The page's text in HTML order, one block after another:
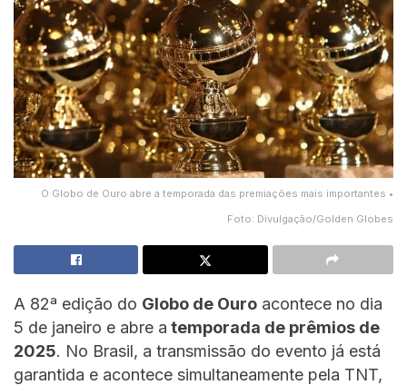
O Globo de Ouro abre a temporada das premiações mais importantes •
Foto: Divulgação/Golden Globes
A 82ª edição do Globo de Ouro acontece no dia
5 de janeiro e abre a temporada de prêmios de
2025. No Brasil, a transmissão do evento já está
garantida e acontece simultaneamente pela TNT,